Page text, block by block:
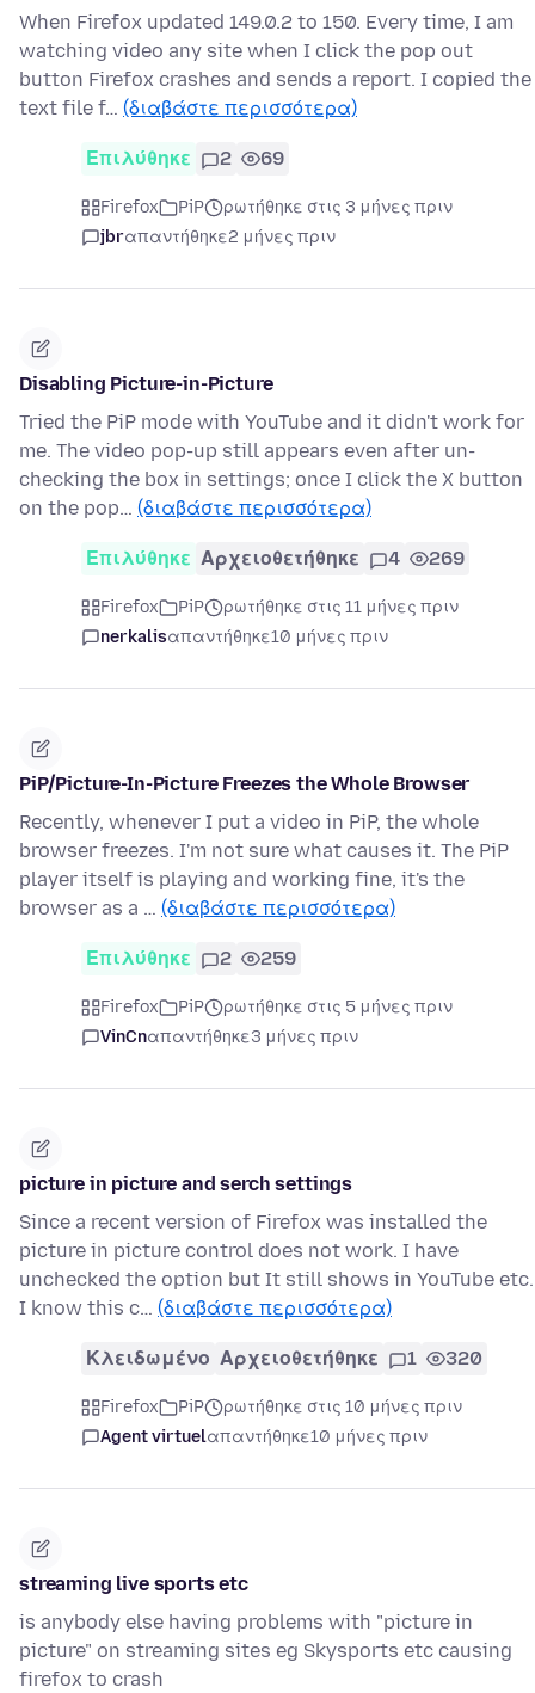
When Firefox updated 149.0.2 to 150. Every time, I am
watching video any site when I click the pop out
button Firefox crashes and sends a report. I copied the
text file f… (διαβάστε περισσότερα)
Επιλύθηκε 2 69
Firefox PiP
ρωτήθηκε στις 3 μήνες πριν
jbrαπαντήθηκε2 μήνες πριν
Disabling Picture-in-Picture
Tried the PiP mode with YouTube and it didn't work for
me. The video pop-up still appears even after un-
checking the box in settings; once I click the X button
on the pop… (διαβάστε περισσότερα)
Επιλύθηκε Αρχειοθετήθηκε 4 269
Firefox PiP
ρωτήθηκε στις 11 μήνες πριν
nerkalisαπαντήθηκε10 μήνες πριν
PiP/Picture-In-Picture Freezes the Whole Browser
Recently, whenever I put a video in PiP, the whole
browser freezes. I'm not sure what causes it. The PiP
player itself is playing and working fine, it's the
browser as a … (διαβάστε περισσότερα)
Επιλύθηκε 2 259
Firefox PiP
ρωτήθηκε στις 5 μήνες πριν
VinCnαπαντήθηκε3 μήνες πριν
picture in picture and serch settings
Since a recent version of Firefox was installed the
picture in picture control does not work. I have
unchecked the option but It still shows in YouTube etc.
I know this c… (διαβάστε περισσότερα)
Κλειδωμένο Αρχειοθετήθηκε 1 320
Firefox PiP
ρωτήθηκε στις 10 μήνες πριν
Agent virtuelαπαντήθηκε10 μήνες πριν
streaming live sports etc
is anybody else having problems with "picture in
picture" on streaming sites eg Skysports etc causing
firefox to crash